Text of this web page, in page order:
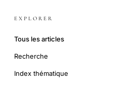
EXPLORER
Tous les articles
Recherche
Index thématique